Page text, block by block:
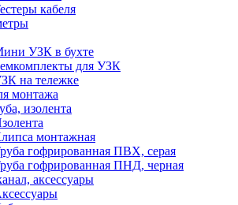
кабеля
УЗК в бухте
для УЗК
на тележке
монтажа
изолента
монтажная
гофрированная ПВХ, серая
гофрированная ПНД, черная
аксессуары